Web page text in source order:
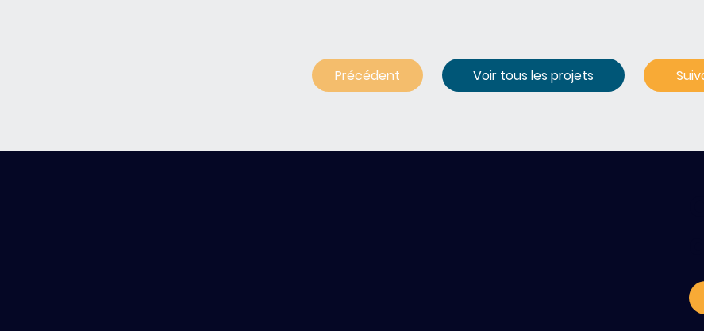
Précédent Voir tous les projets